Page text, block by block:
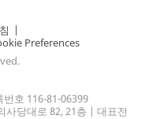
|
Preferences
호 116-81-06399
사당대로 82, 21층 | 대표전